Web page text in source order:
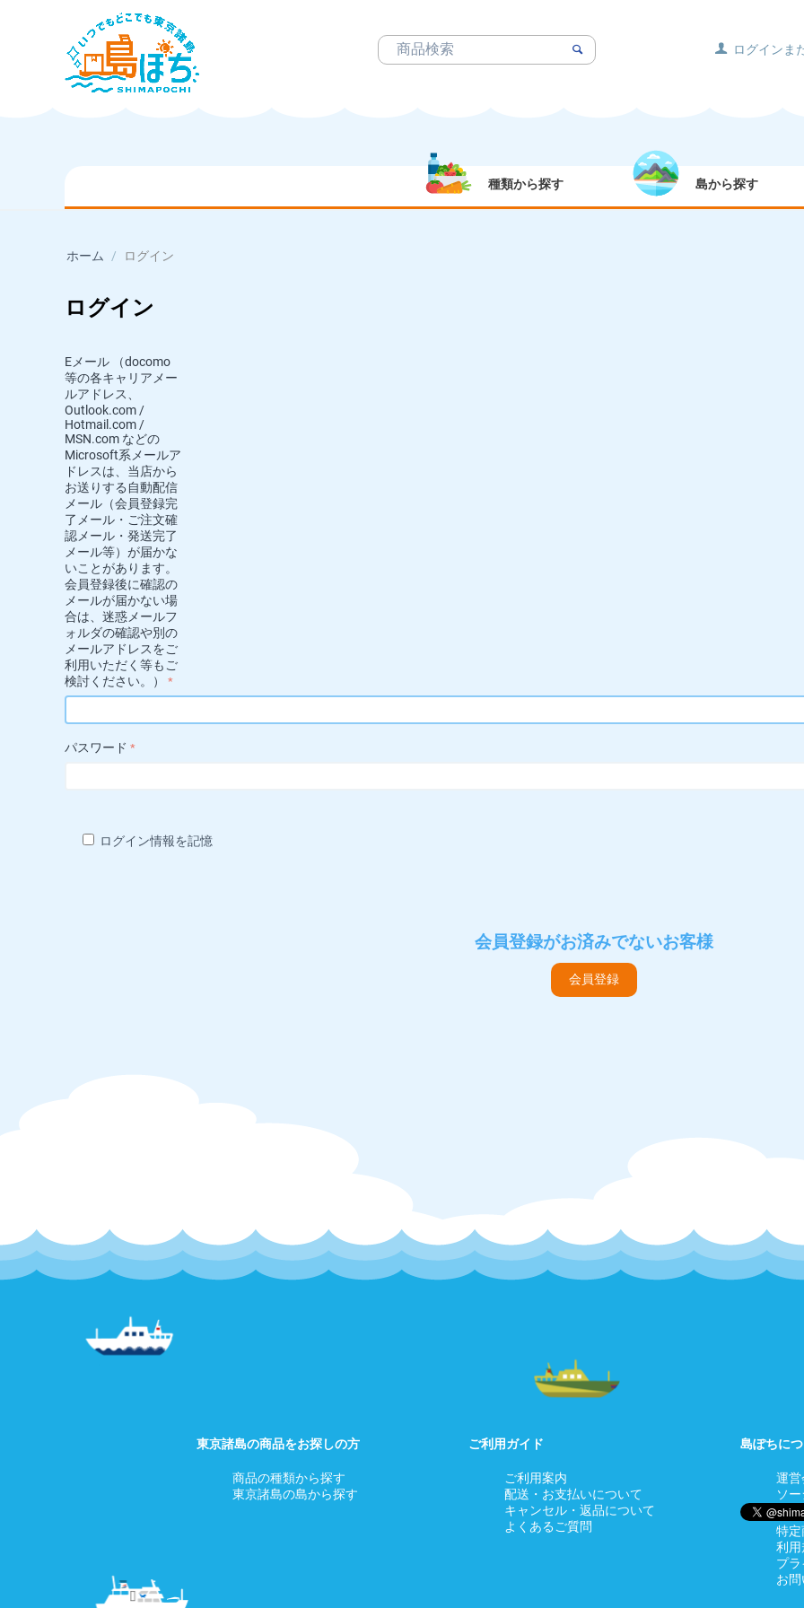
ログインま
種類から探す 島から探す
ホーム / ログイン
ログイン
Eメール （docomo
等の各キャリアメー
ルアドレス、
Outlook.com /
Hotmail.com /
MSN.com などの
Microsoft系メールア
ドレスは、当店から
お送りする自動配信
メール（会員登録完
了メール・ご注文確
認メール・発送完了
メール等）が届かな
いことがあります。
会員登録後に確認の
メールが届かない場
合は、迷惑メールフ
ォルダの確認や別の
メールアドレスをご
利用いただく等もご
検討ください。）
パスワード
ログイン情報を記憶
会員登録がお済みでないお客様
会員登録
東京諸島の商品をお探しの方
商品の種類から探す
東京諸島の島から探す
ご利用ガイド
ご利用案内
配送・お支払いについて
キャンセル・返品について
よくあるご質問
島ぽちに
運営
ソ
特定
利用
プ
お